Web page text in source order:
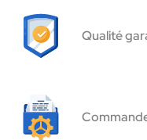
Qualité